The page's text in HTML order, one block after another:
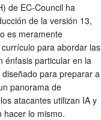
de EC-Council ha
de la versión 13,
es meramente
para abordar las
énfasis particular en la
para preparar a
panorama de
atacantes utilizan IA y
hacer lo mismo.